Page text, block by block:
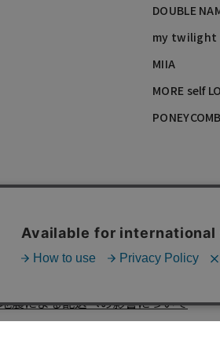
震による配送への影響について
DOUBLE
my twilight
MIIA
MORE self